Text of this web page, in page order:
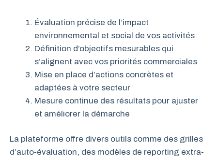
Évaluation précise de l’impact
environnemental et social de vos activités
Définition d’objectifs mesurables qui
s’alignent avec vos priorités commerciales
Mise en place d’actions concrètes et
adaptées à votre secteur
Mesure continue des résultats pour ajuster
et améliorer la démarche
La plateforme offre divers outils comme des grilles
d’auto-évaluation, des modèles de reporting extra-